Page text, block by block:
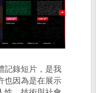
記錄短片，是我
也因為是在展示